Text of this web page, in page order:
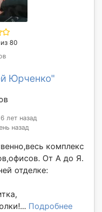
80
Юрченко"
лет назад
назад
комплекс
От А до Я.
отделке:
Подробнее